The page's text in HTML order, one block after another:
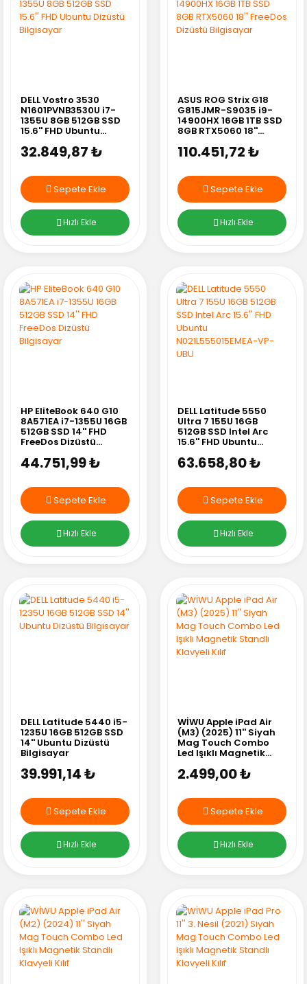
DELL Vostro 3530
N1601PVNB3530U i7-
1355U 8GB 512GB SSD
15.6'' FHD Ubuntu
32.849,87 ₺
Sepete Ekle
Hızlı Ekle
ASUS ROG Strix G18
G815JMR-S9035 i9-
14900HX 16GB 1TB SSD
8GB RTX5060 18''
Bilgisayar
110.451,72 ₺
Sepete Ekle
Hızlı Ekle
HP EliteBook 640 G10
8A571EA i7-1355U 16GB
512GB SSD 14'' FHD
FreeDos Dizüstü
44.751,99 ₺
Sepete Ekle
Hızlı Ekle
DELL Latitude 5550
Ultra 7 155U 16GB
512GB SSD Intel Arc
15.6'' FHD Ubuntu
UBU
63.658,80 ₺
Sepete Ekle
Hızlı Ekle
DELL Latitude 5440 i5-
1235U 16GB 512GB SSD
14'' Ubuntu Dizüstü
Bilgisayar
39.991,14 ₺
Sepete Ekle
Hızlı Ekle
WİWU Apple iPad Air
(M3) (2025) 11'' Siyah
Mag Touch Combo
Led Işıklı Magnetik
2.499,00 ₺
Sepete Ekle
Hızlı Ekle